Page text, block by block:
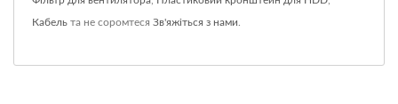
Кабель та не соромтеся Зв'яжіться з нами